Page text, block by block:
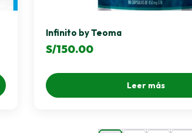
Infinito by Teoma
S/150.00
Leer más